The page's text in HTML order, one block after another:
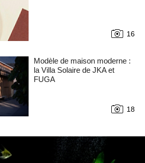
16
Modèle de maison moderne :
la Villa Solaire de JKA et
FUGA
18